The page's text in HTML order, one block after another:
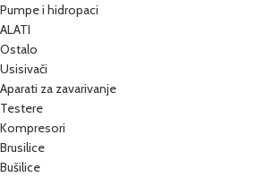
Pumpe i hidropaci
ALATI
Ostalo
Usisivači
Aparati za zavarivanje
Testere
Kompresori
Brusilice
Bušilice